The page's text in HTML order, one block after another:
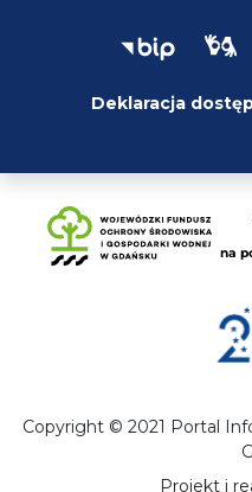
Deklaracja
Copyright © 2021 Portal
Projekt i